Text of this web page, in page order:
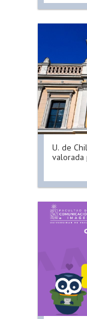
U. de
valorada